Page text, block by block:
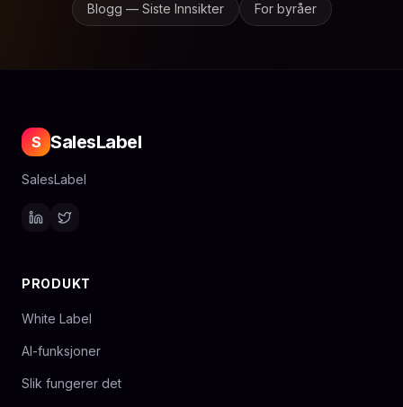
Blogg — Siste Innsikter For byråer
S SalesLabel
SalesLabel
PRODUKT
White Label
AI-funksjoner
Slik fungerer det